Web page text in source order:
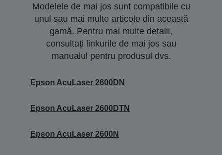
Modelele de mai jos sunt compatibile cu
unul sau mai multe articole din această
gamă. Pentru mai multe detalii,
consultați linkurile de mai jos sau
manualul pentru produsul dvs.
Epson AcuLaser 2600DN
Epson AcuLaser 2600DTN
Epson AcuLaser 2600N